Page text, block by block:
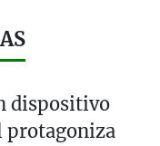
dispositivo
protagoniza